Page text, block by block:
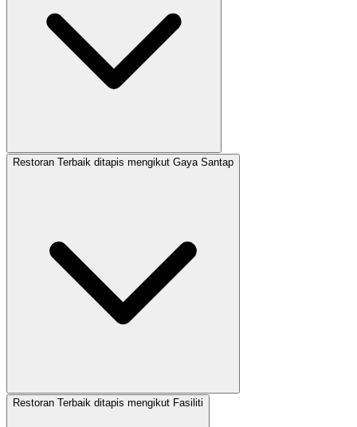
Restoran Terbaik ditapis mengikut Gaya Santap
Restoran Terbaik ditapis mengikut Fasiliti